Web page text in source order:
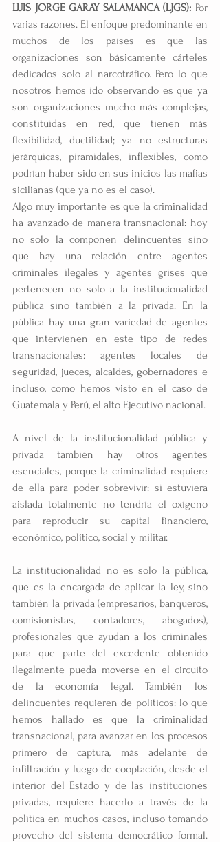
LUIS JORGE GARAY SALAMANCA (LJGS): Por
varias razones. El enfoque predominante en
muchos de los países es que las
organizaciones son básicamente cárteles
dedicados solo al narcotráfico. Pero lo que
nosotros hemos ido observando es que ya
son organizaciones mucho más complejas,
constituidas en red, que tienen más
flexibilidad, ductilidad; ya no estructuras
jerárquicas, piramidales, inflexibles, como
podrían haber sido en sus inicios las mafias
sicilianas (que ya no es el caso).
Algo muy importante es que la criminalidad
ha avanzado de manera transnacional: hoy
no solo la componen delincuentes sino
que hay una relación entre agentes
criminales ilegales y agentes grises que
pertenecen no solo a la institucionalidad
pública sino también a la privada. En la
pública hay una gran variedad de agentes
que intervienen en este tipo de redes
transnacionales: agentes locales de
seguridad, jueces, alcaldes, gobernadores e
incluso, como hemos visto en el caso de
Guatemala y Perú, el alto Ejecutivo nacional.
A nivel de la institucionalidad pública y
privada también hay otros agentes
esenciales, porque la criminalidad requiere
de ella para poder sobrevivir: si estuviera
aislada totalmente no tendría el oxígeno
para reproducir su capital financiero,
económico, político, social y militar.
La institucionalidad no es solo la pública,
que es la encargada de aplicar la ley, sino
también la privada (empresarios, banqueros,
comisionistas, contadores, abogados),
profesionales que ayudan a los criminales
para que parte del excedente obtenido
ilegalmente pueda moverse en el circuito
de la economía legal. También los
delincuentes requieren de políticos: lo que
hemos hallado es que la criminalidad
transnacional, para avanzar en los procesos
primero de captura, más adelante de
infiltración y luego de cooptación, desde el
interior del Estado y de las instituciones
privadas, requiere hacerlo a través de la
política en muchos casos, incluso tomando
provecho del sistema democrático formal.